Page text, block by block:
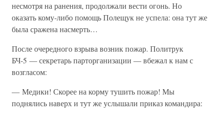
несмотря на ранения, продолжали вести огонь. Но
оказать кому-либо помощь Полещук не успела: она тут же
была сражена насмерть…
После очередного взрыва возник пожар. Политрук
БЧ-5 — секретарь парторганизации — вбежал к нам с
возгласом:
— Медики! Скорее на корму тушить пожар! Мы
поднялись наверх и тут же услышали приказ командира: